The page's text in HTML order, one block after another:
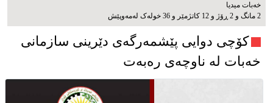
خەبات میدیا
2 مانگ و 2 ڕۆژ و 12 کاتژمێر و 36 خوله‌ک له‌مه‌وپێش‌
کۆچی دوایی پێشمەرگەی دێرینی سازمانی
خەبات لە ناوچەی رەبەت